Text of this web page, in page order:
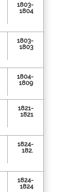
1803-
1804
1803-
1803
1804-
1809
1821-
1821
1824-
182.
1824-
1824